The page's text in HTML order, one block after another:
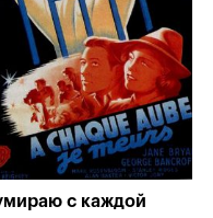
с каждой